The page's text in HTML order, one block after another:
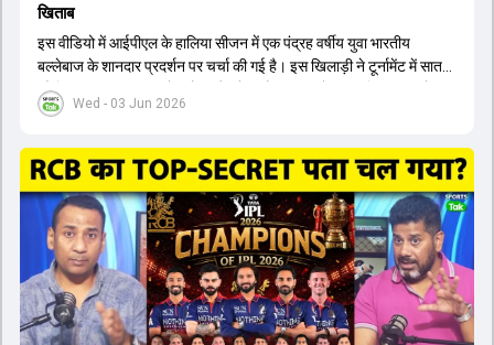
Wed - 03 Jun 2026
खिताब
इस वीडियो में आईपीएल के हालिया सीजन में एक पंद्रह वर्षीय युवा भारतीय
बल्लेबाज के शानदार प्रदर्शन पर चर्चा की गई है। इस खिलाड़ी ने टूर्नामेंट में सात
सौ छिहत्तर रन बनाकर ऑरेंज कैप और मोस्ट वैल्युएबल प्लेयर का खिताब अपने नाम
किया है। वीडियो में बताया गया है कि ऑस्ट्रेलियाई टीम के वर्तमान कप्तान और
ऑस्ट्रेलियाई कप्तान के अनुसार, शुरुआत में लोगों को इस खिलाड़ी के प्रदर्शन पर
संदेह था, लेकिन अब उसने खुद को एक बेहतरीन बल्लेबाज साबित कर दिया है जो
गेंद को बाउंड्री के काफी पार मारने की क्षमता रखता है। वहीं, इंग्लैंड के पूर्व कप्तान
ने कहा कि टूर्नामेंट जीतने वाली टीम के अलावा इस सीजन की सबसे बड़ी बात इस
युवा खिलाड़ी का प्रदर्शन रहा है, जिसे देखने के लिए स्टेडियम में भारी भीड़ उमड़ती
थी। शानदार प्रदर्शन के बाद इस युवा खिलाड़ी को श्रीलंका में होने वाली
त्रिकोणीय सीरीज के लिए इंडिया ए टीम में भी शामिल कर लिया गया है।